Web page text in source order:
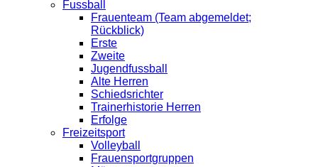
Fussball
Frauenteam (Team abgemeldet;
Rückblick)
Erste
Zweite
Jugendfussball
Alte Herren
Schiedsrichter
Trainerhistorie Herren
Erfolge
Freizeitsport
Volleyball
Frauensportgruppen